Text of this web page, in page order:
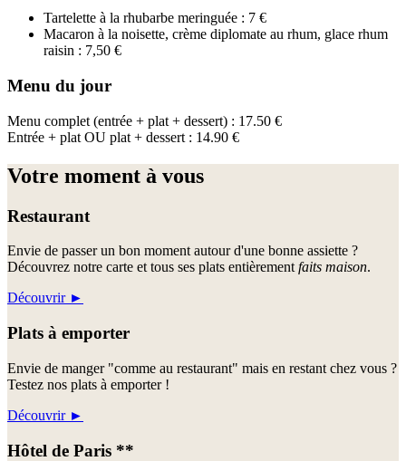
Tartelette à la rhubarbe meringuée : 7 €
Macaron à la noisette, crème diplomate au rhum, glace rhum
raisin : 7,50 €
Menu du jour
Menu complet (entrée + plat + dessert) : 17.50 €
Entrée + plat OU plat + dessert : 14.90 €
Votre moment à vous
Restaurant
Envie de passer un bon moment autour d'une bonne assiette ?
Découvrez notre carte et tous ses plats entièrement faits maison.
Découvrir►
Plats à emporter
Envie de manger "comme au restaurant" mais en restant chez vous ?
Testez nos plats à emporter !
Découvrir►
Hôtel de Paris **